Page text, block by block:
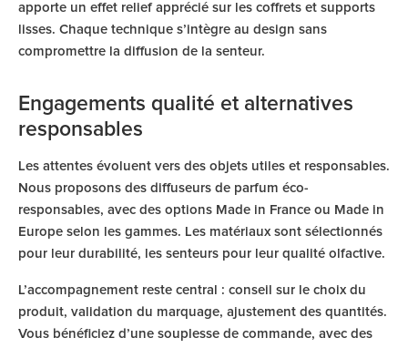
apporte un effet relief apprécié sur les coffrets et supports
lisses. Chaque technique s’intègre au design sans
compromettre la diffusion de la senteur.
Engagements qualité et alternatives
responsables
Les attentes évoluent vers des objets utiles et responsables.
Nous proposons des diffuseurs de parfum éco-
responsables, avec des options Made in France ou Made in
Europe selon les gammes. Les matériaux sont sélectionnés
pour leur durabilité, les senteurs pour leur qualité olfactive.
L’accompagnement reste central : conseil sur le choix du
produit, validation du marquage, ajustement des quantités.
Vous bénéficiez d’une souplesse de commande, avec des